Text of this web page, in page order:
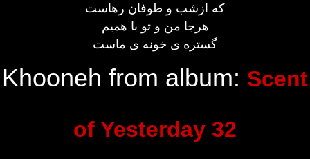
که ازشب و طوفان رهاست
هرجا من و تو با همیم
گستره ی خونه ی ماست
Khooneh from album: Scent
of Yesterday 32